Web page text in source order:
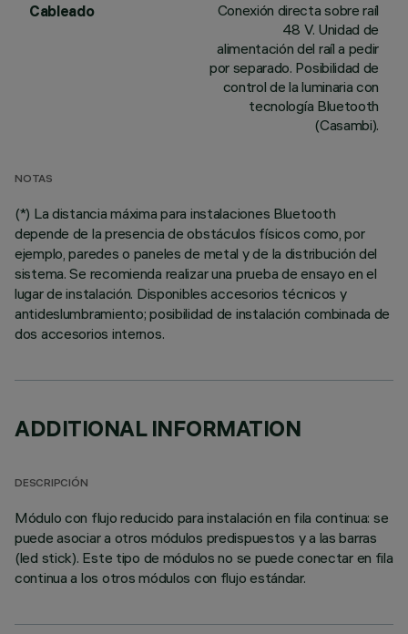
Cableado
Conexión directa sobre raíl
48 V. Unidad de
alimentación del raíl a pedir
por separado. Posibilidad de
control de la luminaria con
tecnología Bluetooth
(Casambi).
NOTAS
(*) La distancia máxima para instalaciones Bluetooth
depende de la presencia de obstáculos físicos como, por
ejemplo, paredes o paneles de metal y de la distribución del
sistema. Se recomienda realizar una prueba de ensayo en el
lugar de instalación. Disponibles accesorios técnicos y
antideslumbramiento; posibilidad de instalación combinada de
dos accesorios internos.
ADDITIONAL INFORMATION
DESCRIPCIÓN
Módulo con flujo reducido para instalación en fila continua: se
puede asociar a otros módulos predispuestos y a las barras
(led stick). Este tipo de módulos no se puede conectar en fila
continua a los otros módulos con flujo estándar.